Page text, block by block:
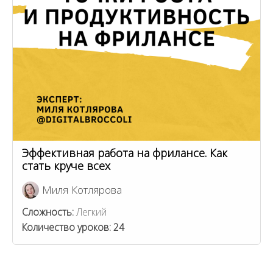
Эффективная работа на фрилансе. Как
стать круче всех
Миля Котлярова
Сложность:Легкий
Количество уроков:24